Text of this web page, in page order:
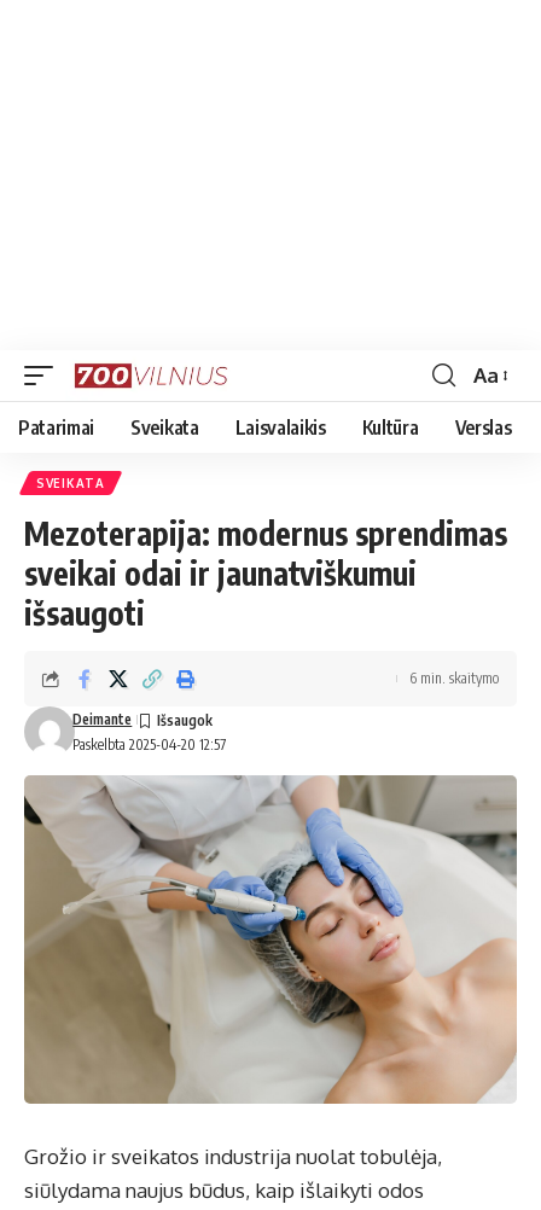
Font
Resizer
Aa
Patarimai Sveikata Laisvalaikis Kultūra Verslas
SVEIKATA
Mezoterapija: modernus sprendimas
sveikai odai ir jaunatviškumui
išsaugoti
Paskelbta 2025-04-20 12:57
Deimante
6 min. skaitymo
Grožio ir sveikatos industrija nuolat tobulėja,
siūlydama naujus būdus, kaip išlaikyti odos